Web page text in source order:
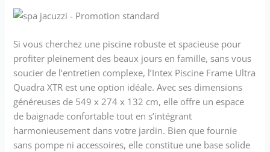
Si vous cherchez une piscine robuste et spacieuse pour
profiter pleinement des beaux jours en famille, sans vous
soucier de l’entretien complexe, l’Intex Piscine Frame Ultra
Quadra XTR est une option idéale. Avec ses dimensions
généreuses de 549 x 274 x 132 cm, elle offre un espace
de baignade confortable tout en s’intégrant
harmonieusement dans votre jardin. Bien que fournie
sans pompe ni accessoires, elle constitue une base solide